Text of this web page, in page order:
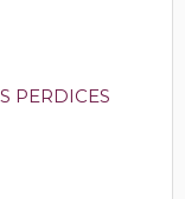
PERDICES